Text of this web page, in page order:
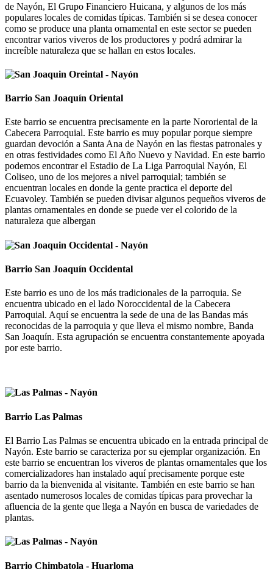
de Nayón, El Grupo Financiero Huicana, y algunos de los más
populares locales de comidas típicas. También si se desea conocer
como se produce una planta ornamental en este sector se pueden
encontrar varios viveros de los productores y podrá admirar la
increíble naturaleza que se hallan en estos locales.
Barrio San Joaquín Oriental
Este barrio se encuentra precisamente en la parte Nororiental de la
Cabecera Parroquial. Este barrio es muy popular porque siempre
guardan devoción a Santa Ana de Nayón en las fiestas patronales y
en otras festividades como El Año Nuevo y Navidad. En este barrio
podemos encontrar el Estadio de La Liga Parroquial Nayón, El
Coliseo, uno de los mejores a nivel parroquial; también se
encuentran locales en donde la gente practica el deporte del
Ecuavoley. También se pueden divisar algunos pequeños viveros de
plantas ornamentales en donde se puede ver el colorido de la
naturaleza que albergan
Barrio San Joaquín Occidental
Este barrio es uno de los más tradicionales de la parroquia. Se
encuentra ubicado en el lado Noroccidental de la Cabecera
Parroquial. Aquí se encuentra la sede de una de las Bandas más
reconocidas de la parroquia y que lleva el mismo nombre, Banda
San Joaquín. Esta agrupación se encuentra constantemente apoyada
por este barrio.
Barrio Las Palmas
El Barrio Las Palmas se encuentra ubicado en la entrada principal de
Nayón. Este barrio se caracteriza por su ejemplar organización. En
este barrio se encuentran los viveros de plantas ornamentales que los
comercializadores han instalado aquí precisamente porque este
barrio da la bienvenida al visitante. También en este barrio se han
asentado numerosos locales de comidas típicas para provechar la
afluencia de la gente que llega a Nayón en busca de variedades de
plantas.
Barrio Chimbatola - Huarloma